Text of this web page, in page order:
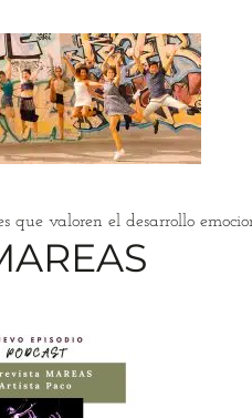
que valoren el desarrollo